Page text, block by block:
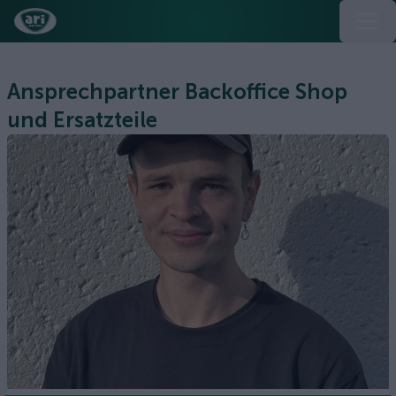
Ansprechpartner Backoffice Shop
und Ersatzteile